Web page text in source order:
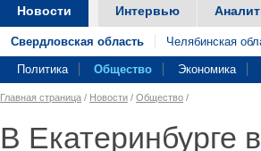
Новости Интервью
Свердловская область Челябинская
Политика Общество Экономика
Главная страница / Новости / Общество /
В Екатеринбурге